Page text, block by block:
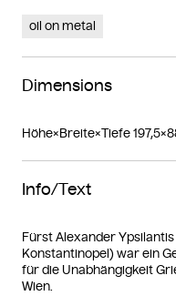
oil on metal
Dimensions
Höhe×Breite×Tiefe
Info/Text
Fürst Alexander
Konstantinopel) war ein
für die Unabhängigkeit
Wien.